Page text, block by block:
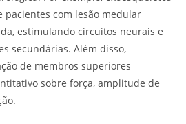
com lesão medular
estimulando circuitos neurais e
secundárias. Além disso,
de membros superiores
sobre força, amplitude de